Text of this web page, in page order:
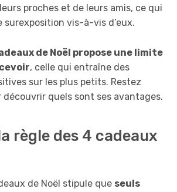
proches et de leurs amis, ce qui
surexposition vis-à-vis d’eux.
de Noël propose une limite
, celle qui entraîne des
sur les plus petits. Restez
découvrir quels sont ses avantages.
règle des 4 cadeaux
de Noël stipule que seuls